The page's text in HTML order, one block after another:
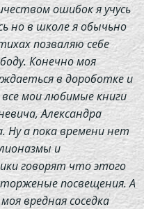
ошибок я учусь
но в школе я обычьно
позваляю себе
Конечно моя
в дороботке и
мои любимые книги
Александра
Ну а пока времени нет
и
говорят что этого
посвещения. А
вредная соседка